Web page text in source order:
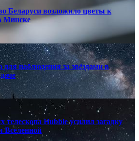
Беларуси возложило цветы к
Минске
для наблюдения за звёздами в
Hubble усилил загадку
Вселенной